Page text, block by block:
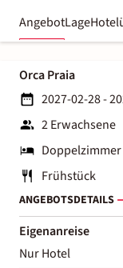
AngebotLage
Orca Praia
2027-02-28 -
2 Erwachsene
Frühstück
ANGEBOTSDETAILS
Eigenanreise
Nur Hotel